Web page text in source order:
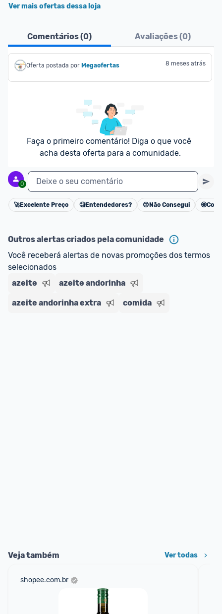
Ver mais ofertas dessa loja
Comentários (0) Avaliações (0)
Oferta postada por Megaofertas 8 meses atrás
Faça o primeiro comentário! Diga o que você
acha desta oferta para a comunidade.
0 Deixe o seu comentário
Cancelar
🚀Excelente Preço 🧐Entendedores? 😢 Não Consegui 🤩
Outros alertas criados pela comunidade
Você receberá alertas de novas promoções dos termos
selecionados
azeite
azeite andorinha
azeite andorinha extra comida
Veja também Ver todas
shopee.com.br